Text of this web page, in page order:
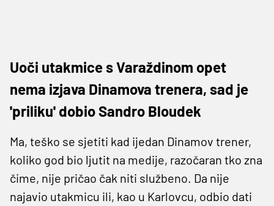
Uoči utakmice s Varaždinom opet
nema izjava Dinamova trenera, sad je
'priliku' dobio Sandro Bloudek
Ma, teško se sjetiti kad ijedan Dinamov trener,
koliko god bio ljutit na medije, razočaran tko zna
čime, nije pričao čak niti službeno. Da nije
najavio utakmicu ili, kao u Karlovcu, odbio dati